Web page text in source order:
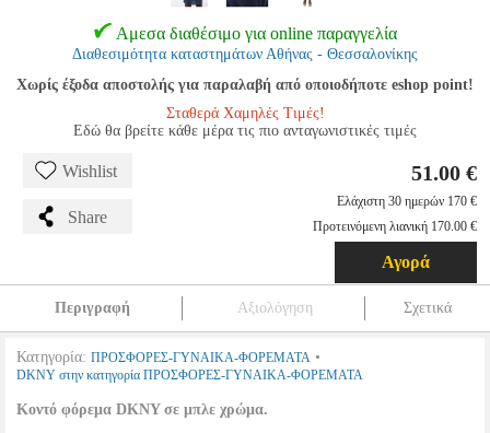
Αμεσα διαθέσιμο για online παραγγελία
Διαθεσιμότητα καταστημάτων Αθήνας - Θεσσαλονίκης
Χωρίς έξοδα αποστολής για παραλαβή από οποιοδήποτε eshop point!
Σταθερά Χαμηλές Τιμές!
Εδώ θα βρείτε κάθε μέρα τις πιο ανταγωνιστικές τιμές
Wishlist
Share
51.00 €
Ελάχιστη 30 ημερών 170 €
Προτεινόμενη λιανική 170.00 €
Αγορά
Περιγραφή Αξιολόγηση Σχετικά
Κατηγορία: ΠΡΟΣΦΟΡΕΣ-ΓΥΝΑΙΚΑ-ΦΟΡΕΜΑΤΑ •
DKNY στην κατηγορία ΠΡΟΣΦΟΡΕΣ-ΓΥΝΑΙΚΑ-ΦΟΡΕΜΑΤΑ
Κοντό φόρεμα DKNY σε μπλε χρώμα.